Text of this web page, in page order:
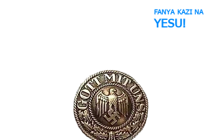
FANYA KAZI NA
YESU!